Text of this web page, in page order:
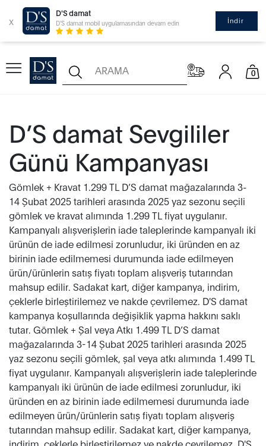
x
D'S damat
D'S damat mobil uygulamasından devam edin İndir
0
D’S damat Sevgililer
Günü Kampanyası
Gömlek + Kravat 1.299 TL D’S damat mağazalarında 3-
14 Şubat 2025 tarihleri arasında 2025 yaz sezonu seçili
gömlek ve kravat alımında 1.299 TL fiyat uygulanır.
Kampanyalı alışverişlerin iade taleplerinde kampanyalı iki
ürünün de iade edilmesi zorunludur, iki üründen en az
birinin iade edilmemesi durumunda iade edilmeyen
ürün/ürünlerin satış fiyatı toplam alışveriş tutarından
mahsup edilir. Sadakat kart, diğer kampanya, indirim,
çeklerle birleştirilemez ve nakde çevrilemez. D'S damat
kampanya koşullarında değişiklik yapma hakkını saklı
tutar. Gömlek + Şal veya Atkı 1.499 TL D’S damat
mağazalarında 3-14 Şubat 2025 tarihleri arasında 2025
yaz sezonu seçili gömlek, şal veya atkı alımında 1.499 TL
fiyat uygulanır. Kampanyalı alışverişlerin iade taleplerinde
kampanyalı iki ürünün de iade edilmesi zorunludur, iki
üründen en az birinin iade edilmemesi durumunda iade
edilmeyen ürün/ürünlerin satış fiyatı toplam alışveriş
tutarından mahsup edilir. Sadakat kart, diğer kampanya,
indirim, çeklerle birleştirilemez ve nakde çevrilemez. D'S